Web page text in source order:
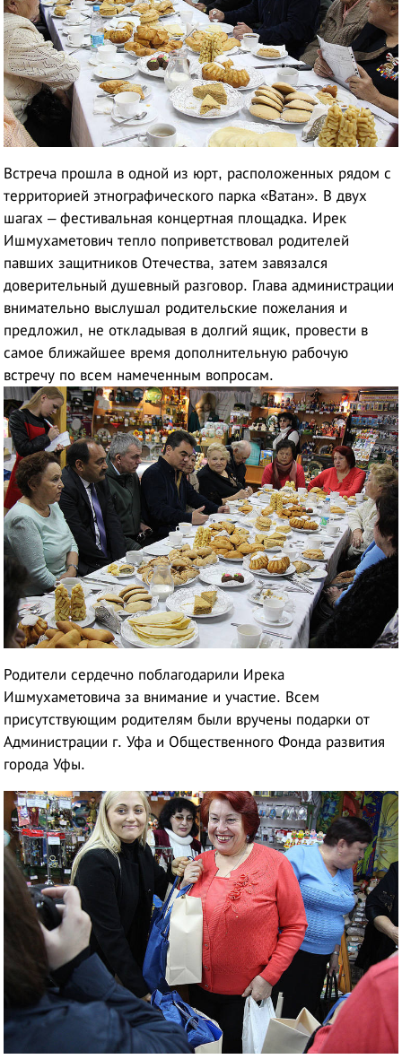
Встреча прошла в одной из юрт, расположенных рядом с
территорией этнографического парка «Ватан». В двух
шагах –фестивальная концертная площадка. Ирек
Ишмухаметович тепло поприветствовал родителей
павших защитников Отечества, затем завязался
доверительный душевный разговор. Глава администрации
внимательно выслушал родительские пожелания и
предложил, не откладывая в долгий ящик, провести в
самое ближайшее время дополнительную рабочую
встречу по всем намеченным вопросам.
Родители сердечно поблагодарили Ирека
Ишмухаметовича за внимание и участие. Всем
присутствующим родителям были вручены подарки от
Администрации г. Уфа и Общественного Фонда развития
города Уфы.